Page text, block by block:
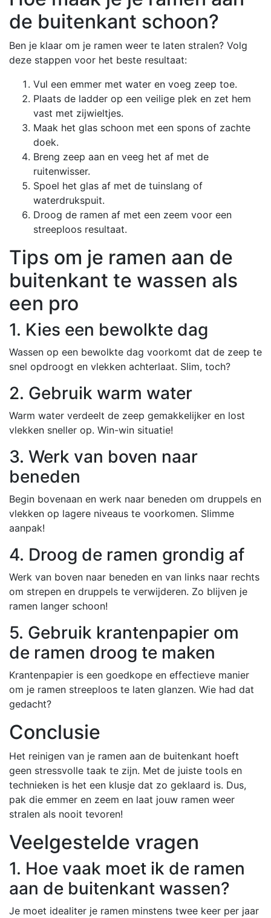
de buitenkant schoon?
Ben je klaar om je ramen weer te laten stralen? Volg
deze stappen voor het beste resultaat:
Vul een emmer met water en voeg zeep toe.
Plaats de ladder op een veilige plek en zet hem
vast met zijwieltjes.
Maak het glas schoon met een spons of zachte
doek.
Breng zeep aan en veeg het af met de
ruitenwisser.
Spoel het glas af met de tuinslang of
waterdrukspuit.
Droog de ramen af met een zeem voor een
streeploos resultaat.
Tips om je ramen aan de
buitenkant te wassen als
een pro
1. Kies een bewolkte dag
Wassen op een bewolkte dag voorkomt dat de zeep te
snel opdroogt en vlekken achterlaat. Slim, toch?
2. Gebruik warm water
Warm water verdeelt de zeep gemakkelijker en lost
vlekken sneller op. Win-win situatie!
3. Werk van boven naar
beneden
Begin bovenaan en werk naar beneden om druppels en
vlekken op lagere niveaus te voorkomen. Slimme
aanpak!
4. Droog de ramen grondig af
Werk van boven naar beneden en van links naar rechts
om strepen en druppels te verwijderen. Zo blijven je
ramen langer schoon!
5. Gebruik krantenpapier om
de ramen droog te maken
Krantenpapier is een goedkope en effectieve manier
om je ramen streeploos te laten glanzen. Wie had dat
gedacht?
Conclusie
Het reinigen van je ramen aan de buitenkant hoeft
geen stressvolle taak te zijn. Met de juiste tools en
technieken is het een klusje dat zo geklaard is. Dus,
pak die emmer en zeem en laat jouw ramen weer
stralen als nooit tevoren!
Veelgestelde vragen
1. Hoe vaak moet ik de ramen
aan de buitenkant wassen?
Je moet idealiter je ramen minstens twee keer per jaar